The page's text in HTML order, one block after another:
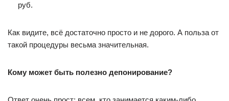
руб.
Как видите, всё достаточно просто и не дорого. А польза от
такой процедуры весьма значительная.
Кому может быть полезно депонирование?